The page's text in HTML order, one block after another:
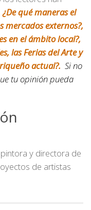
¿De qué maneras el
mercados externos?,
en el ámbito local?,
las Ferias del Arte y
actual?. Si no
tu opinión pueda
y directora de
de artistas